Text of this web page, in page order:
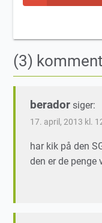
(3)
berador siger:
17. april, 2013 kl.
har kik på den
den er de penge